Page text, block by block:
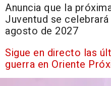
Anuncia que la
Juventud se
agosto de 2027
Sigue en directo las
guerra en Oriente